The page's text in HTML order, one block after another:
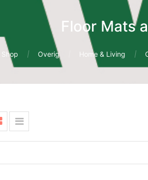
Floor Mats
Shop Overig Home & Living